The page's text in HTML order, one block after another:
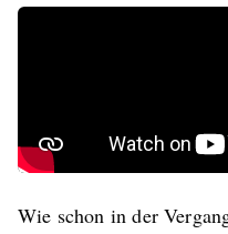
Wie schon in der